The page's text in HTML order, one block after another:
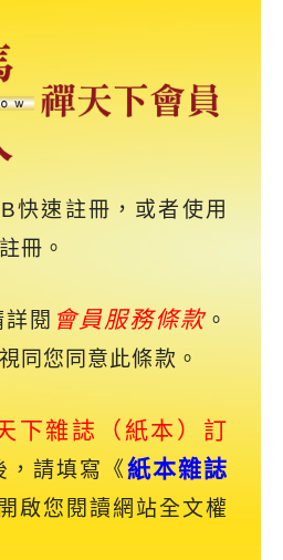
快速註冊，或者使用
冊。
閱 會員服務條款。
同您同意此條款。
下雜誌（紙本）訂
，請填寫《紙本雜誌
啟您閱讀網站全文權